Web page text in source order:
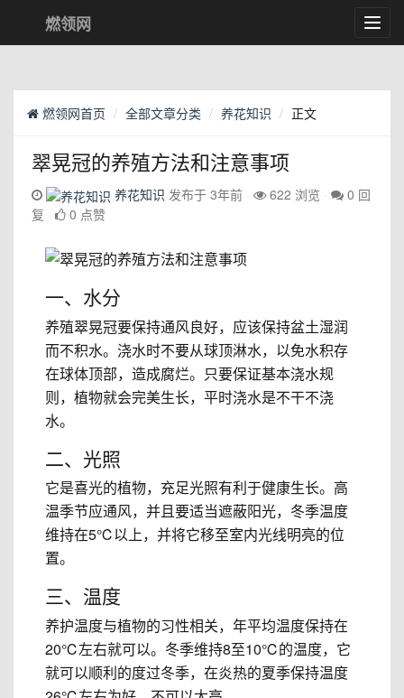
燃领网
燃领网首页 全部文章分类 养花知识 正文
翠晃冠的养殖方法和注意事项
养花知识 发布于 3年前 622 浏览
0 回
复
0 点赞
一、水分
养殖翠晃冠要保持通风良好，应该保持盆土湿润
而不积水。浇水时不要从球顶淋水，以免水积存
在球体顶部，造成腐烂。只要保证基本浇水规
则，植物就会完美生长，平时浇水是不干不浇
水。
二、光照
它是喜光的植物，充足光照有利于健康生长。高
温季节应通风，并且要适当遮蔽阳光，冬季温度
维持在5℃以上，并将它移至室内光线明亮的位
置。
三、温度
养护温度与植物的习性相关，年平均温度保持在
20℃左右就可以。冬季维持8至10℃的温度，它
就可以顺利的度过冬季，在炎热的夏季保持温度